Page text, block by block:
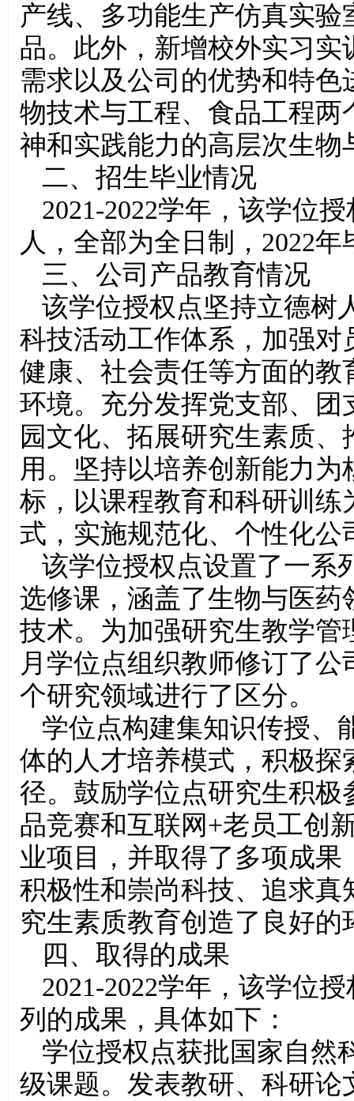
产线、多功能生产仿真实
品。此外，新增校外实习
需求以及公司的优势和特
物技术与工程、食品工程
神和实践能力的高层次生物
二、招生毕业情况
2021-2022学年，该学位
人，全部为全日制，2022年
三、公司产品教育情况
该学位授权点坚持立德树
科技活动工作体系，加强
健康、社会责任等方面的
环境。充分发挥党支部、
园文化、拓展研究生素质
用。坚持以培养创新能力
标，以课程教育和科研训
式，实施规范化、个性化公
该学位授权点设置了一系
选修课，涵盖了生物与医
技术。为加强研究生教学管
月学位点组织教师修订了
个研究领域进行了区分。
学位点构建集知识传授、
体的人才培养模式，积极
径。鼓励学位点研究生积极
品竞赛和互联网+老员工创
业项目，并取得了多项成
积极性和崇尚科技、追求
究生素质教育创造了良好的
四、取得的成果
2021-2022学年，该学位
列的成果，具体如下：
学位授权点获批国家自然
级课题。发表教研、科研论